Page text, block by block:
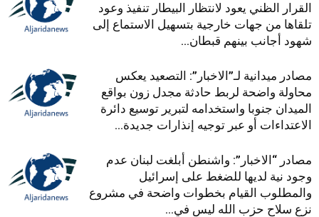
القرار الظني يعود لانتظار البيطار تنفيذ وعود
تلقاها من جهات خارجية بتسهيل الاستماع إلى
شهود أجانب بينهم قبطان...
مصادر ميدانية لـ”الاخبار”: التصعيد يعكس
محاولة واضحة لربط حادثة مجدل زون بواقع
الميدان جنوبا واستخدامه لتبرير توسيع دائرة
الاعتداءات أو عبر توجيه إنذارات جديدة...
مصادر “الاخبار”: واشنطن أبلغت لبنان عدم
وجود نية لديها للضغط على إسرائيل
والمطلوب القيام بخطوات واضحة في مشروع
نزع سلاح حزب الله ليس في...